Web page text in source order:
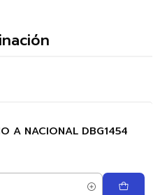
A NACIONAL DBG1454